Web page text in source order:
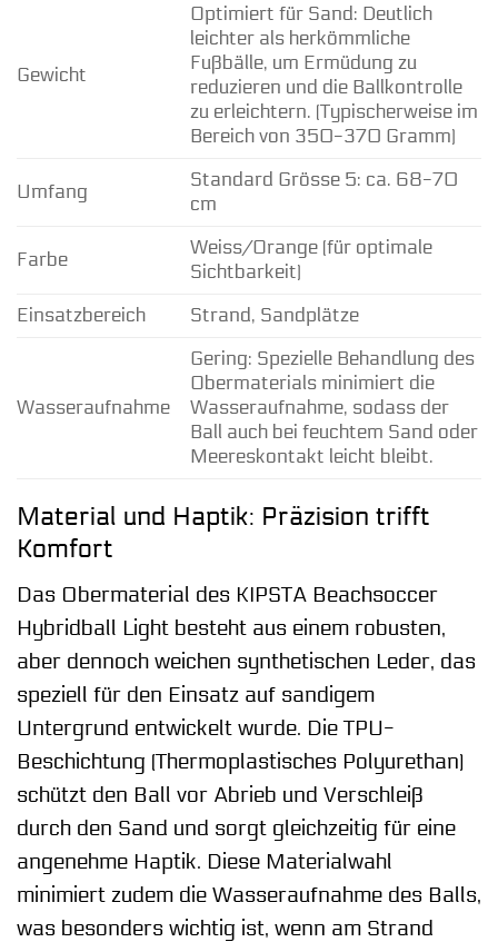
Gewicht
Optimiert für Sand: Deutlich
leichter als herkömmliche
Fußbälle, um Ermüdung zu
reduzieren und die Ballkontrolle
zu erleichtern. (Typischerweise im
Bereich von 350-370 Gramm)
Umfang
Standard Grösse 5: ca. 68-70
cm
Farbe
Weiss/Orange (für optimale
Sichtbarkeit)
Einsatzbereich
Strand, Sandplätze
Wasseraufnahme
Gering: Spezielle Behandlung des
Obermaterials minimiert die
Wasseraufnahme, sodass der
Ball auch bei feuchtem Sand oder
Meereskontakt leicht bleibt.
Material und Haptik: Präzision trifft
Komfort
Das Obermaterial des KIPSTA Beachsoccer
Hybridball Light besteht aus einem robusten,
aber dennoch weichen synthetischen Leder, das
speziell für den Einsatz auf sandigem
Untergrund entwickelt wurde. Die TPU-
Beschichtung (Thermoplastisches Polyurethan)
schützt den Ball vor Abrieb und Verschleiß
durch den Sand und sorgt gleichzeitig für eine
angenehme Haptik. Diese Materialwahl
minimiert zudem die Wasseraufnahme des Balls,
was besonders wichtig ist, wenn am Strand